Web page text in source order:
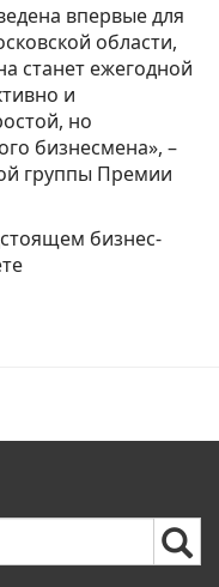
впервые для
области,
станет ежегодной
и
но
бизнесмена», –
группы Премии
бизнес-